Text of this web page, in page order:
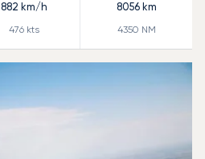
882 km/h
476 kts
8056km
4350 NM